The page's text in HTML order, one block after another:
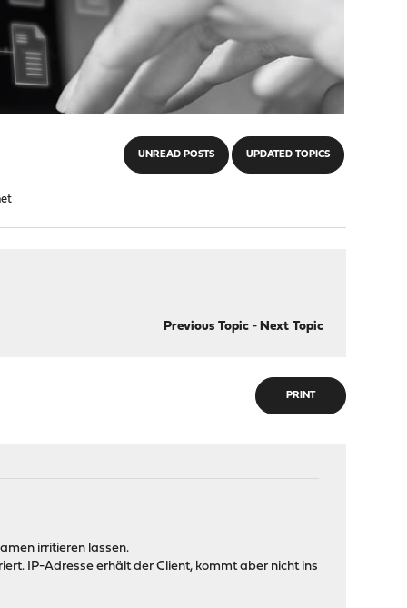
UNREAD POSTS UPDATED TOPICS
Previous Topic- Next Topic
PRINT
irritieren lassen.
IP-Adresse erhält der Client, kommt aber nicht ins